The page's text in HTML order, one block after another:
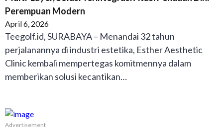
Perempuan Modern
April 6, 2026
Teegolf.id, SURABAYA – Menandai 32 tahun
perjalanannya di industri estetika, Esther Aesthetic
Clinic kembali mempertegas komitmennya dalam
memberikan solusi kecantikan…
Advertisement